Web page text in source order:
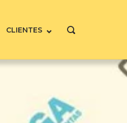
CLIENTES
ABRIR
BÚSQUEDA